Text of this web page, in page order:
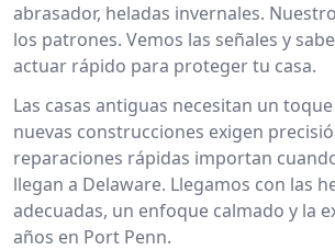
abrasador, heladas invernales.
los patrones. Vemos las señales y
actuar rápido para proteger tu casa.
Las casas antiguas necesitan un
nuevas construcciones exigen
reparaciones rápidas importan
llegan a Delaware. Llegamos con las
adecuadas, un enfoque calmado y la
años en Port Penn.